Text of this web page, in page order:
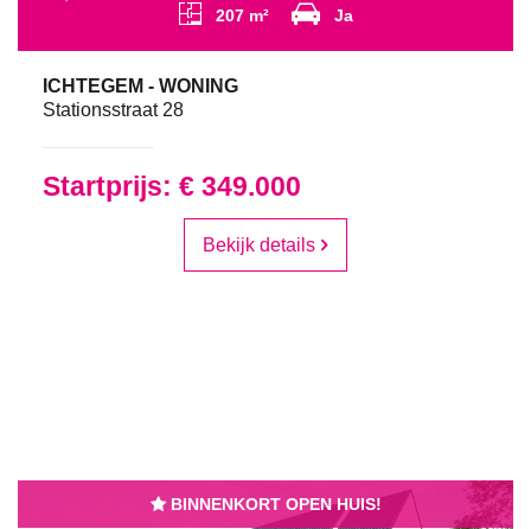
207 m² Ja
ICHTEGEM - WONING
Stationsstraat 28
Startprijs: € 349.000
Bekijk details
BINNENKORT OPEN HUIS!